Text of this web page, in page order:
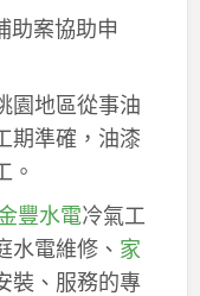
助案協助申
園地區從事油
期準確，油漆
。
豐水電冷氣工
水電維修、 家
裝、服務的專